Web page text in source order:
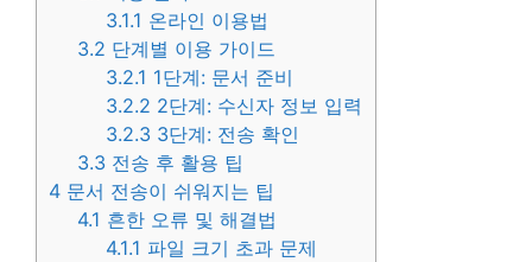
3.1.1 온라인 이용법
3.2 단계별 이용 가이드
3.2.1 1단계: 문서 준비
3.2.2 2단계: 수신자 정보 입력
3.2.3 3단계: 전송 확인
3.3 전송 후 활용 팁
4 문서 전송이 쉬워지는 팁
4.1 흔한 오류 및 해결법
4.1.1 파일 크기 초과 문제